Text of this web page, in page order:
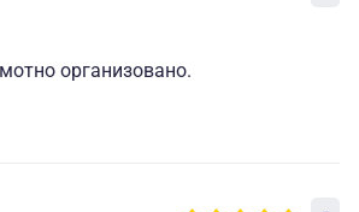
организовано.